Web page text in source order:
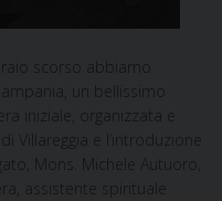
scorso abbiamo
un bellissimo
iniziale, organizzata e
e l’introduzione
Mons. Michele Autuoro,
assistente spirituale